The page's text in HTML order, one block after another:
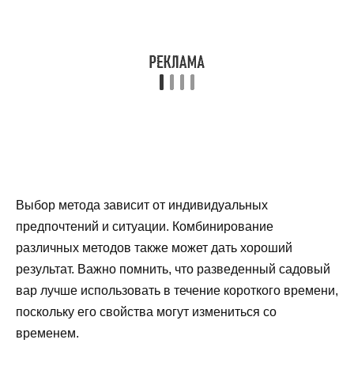
Выбор метода зависит от индивидуальных
предпочтений и ситуации. Комбинирование
различных методов также может дать хороший
результат. Важно помнить, что разведенный садовый
вар лучше использовать в течение короткого времени,
поскольку его свойства могут измениться со
временем.